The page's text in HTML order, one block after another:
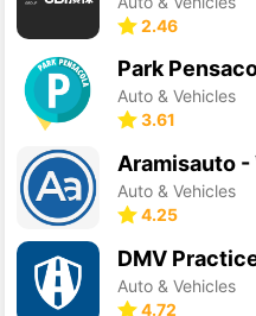
2.46
Park
Auto & Vehicles
3.61
Auto & Vehicles
4.25
DMV
Auto & Vehicles
4.72